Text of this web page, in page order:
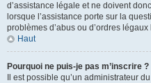
d’assistance légale et ne doivent
lorsque l’assistance porte sur la
problèmes d’abus ou d’ordres
Haut
Pourquoi ne puis-je pas m’inscrire ?
Il est possible qu’un administrateur